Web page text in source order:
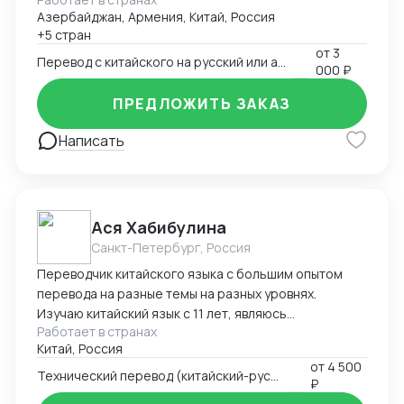
Азербайджан, Армения, Китай, Россия
+5 стран
от 3
000 ₽
Написать
ПРЕДЛОЖИТЬ ЗАКАЗ
Ася Хабибулина
Санкт-Петербург, Россия
Переводчик китайского языка с большим опытом
перевода на разные темы на разных уровнях.
Изучаю китайский язык с 11 лет, являюсь
выпускником факультета Китаеведения Восточного
Института ДВГУ. Шесть лет прожила в Китае,
обучаясь в магистратуре и работая переводчиком
как индивидуально, так и в крупных китайских
Работает в странах
Китай, Россия
от 4 500
₽